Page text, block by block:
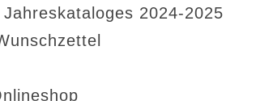
2024-2025